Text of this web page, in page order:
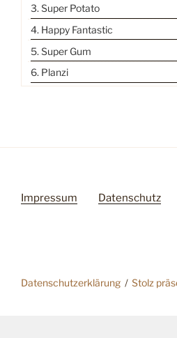
3.Super Potato
4. Happy Fantastic
5.Super Gum
6. Planzi
Impressum Datenschutz
Datenschutzerklärung Stolz